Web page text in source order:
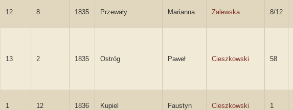
12 8 1835 Przewały Marianna Zalewska 8/12
13 2 1835 Ostróg Paweł Cieszkowski 58
1 12 1836 Kupiel Faustyn Cieszkowski 1